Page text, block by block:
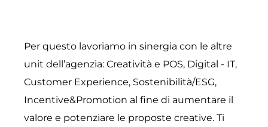
Per questo lavoriamo in sinergia con le altre
unit dell’agenzia: Creatività e POS, Digital - IT,
Customer Experience, Sostenibilità/ESG,
Incentive&Promotion al fine di aumentare il
valore e potenziare le proposte creative. Ti